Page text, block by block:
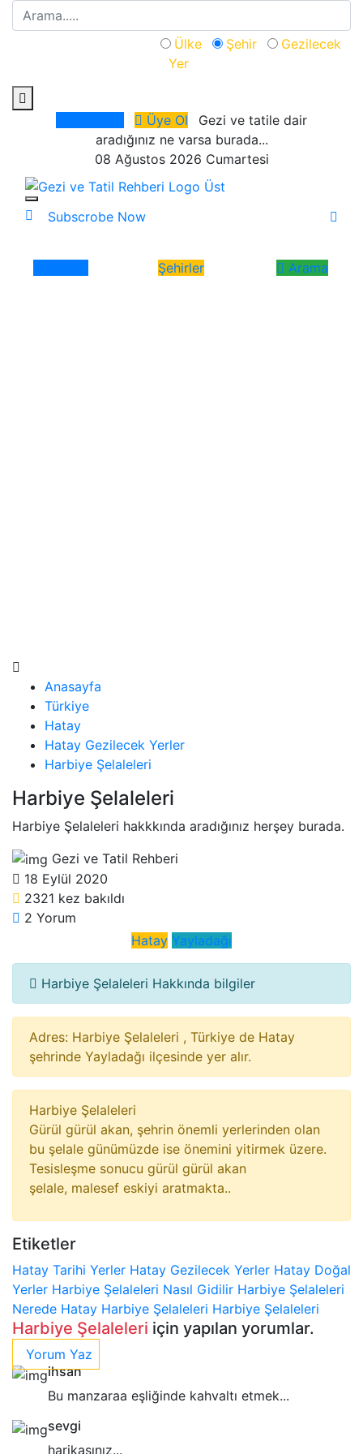
Ülke Şehir
Gezilecek
Yer
Üye Ol
Gezi ve tatile dair
aradığınız ne varsa burada...
08 Ağustos 2026 Cumartesi
Subscrobe Now
Şehirler Arama
Anasayfa
Türkiye
Hatay
Hatay Gezilecek Yerler
Harbiye Şelaleleri
Harbiye Şelaleleri
Harbiye Şelaleleri hakkkında aradığınız herşey burada.
Gezi ve Tatil Rehberi
18 Eylül 2020
2321 kez bakıldı
2 Yorum
Hatay Yayladağı‎
Harbiye Şelaleleri Hakkında bilgiler
Adres: Harbiye Şelaleleri , Türkiye de Hatay
şehrinde Yayladağı‎ ilçesinde yer alır.
Harbiye Şelaleleri
Gürül gürül akan, şehrin önemli yerlerinden olan
bu şelale günümüzde ise önemini yitirmek üzere.
Tesisleşme sonucu gürül gürül akan
şelale, malesef eskiyi aratmakta..
Etiketler
Hatay Tarihi Yerler Hatay Gezilecek Yerler Hatay Doğal
Yerler Harbiye Şelaleleri Nasıl Gidilir Harbiye Şelaleleri
Nerede Hatay Harbiye Şelaleleri Harbiye Şelaleleri
Harbiye Şelaleleri için yapılan yorumlar.
Yorum Yaz
ihsan
Bu manzaraa eşliğinde kahvaltı etmek...
sevgi
harikasınız...